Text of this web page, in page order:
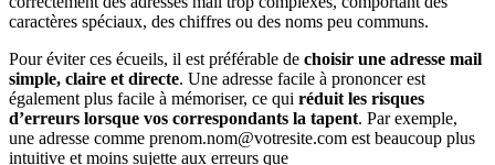
caractères spéciaux, des chiffres ou des noms peu communs.
Pour éviter ces écueils, il est préférable de choisir une adresse mail
simple, claire et directe. Une adresse facile à prononcer est
également plus facile à mémoriser, ce qui réduit les risques
d’erreurs lorsque vos correspondants la tapent. Par exemple,
une adresse comme prenom.nom@votresite.com est beaucoup plus
intuitive et moins sujette aux erreurs que